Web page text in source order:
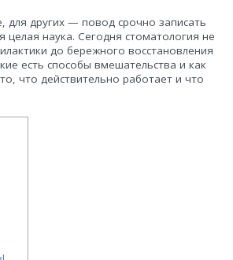
для других — повод срочно записать
наука. Сегодня стоматология не
до бережного восстановления
есть способы вмешательства и как
что действительно работает и что